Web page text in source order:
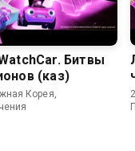
Битвы
(каз)
Корея,